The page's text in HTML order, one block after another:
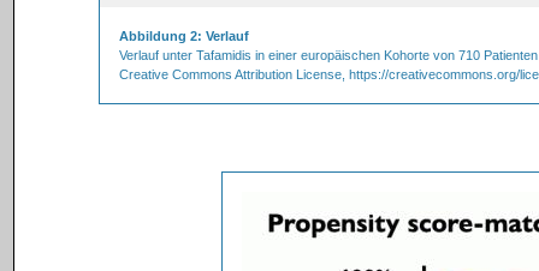
Abbildung 2: Verlauf
Verlauf unter Tafamidis in einer europäischen Kohorte von 710
Creative Commons Attribution License, https://creativecommons.org/